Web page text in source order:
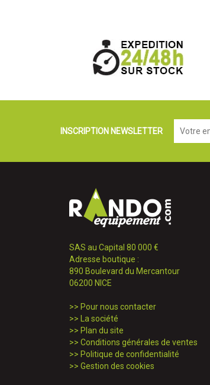
INSCRIPTION NEWSLETTER
SAS au Capital 80 000 €
Adresse boutique :
890 Boulevard du Mercantour
06200 NICE
>> Pour nous contacter
>> La société
>> Plan du site
>> Conditions générales de ventes
>> Politique de confidentialité
>> Gestion des cookies